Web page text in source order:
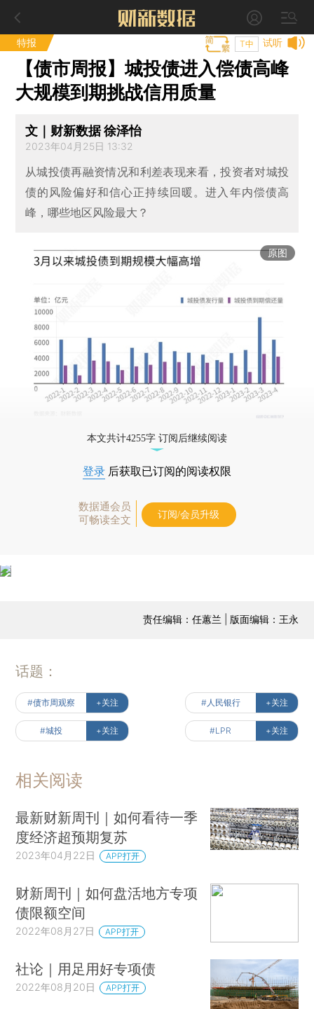
特报 试听
T中
【债市周报】城投债进入偿债高峰
大规模到期挑战信用质量
文｜财新数据 徐泽怡
2023年04月25日 13:32
从城投债再融资情况和利差表现来看，投资者对城投
债的风险偏好和信心正持续回暖。进入年内偿债高
峰，哪些地区风险最大？
原图
本文共计4255字 订阅后继续阅读
登录 后获取已订阅的阅读权限
数据通会员
可畅读全文
订阅/会员升级
责任编辑：任蕙兰 | 版面编辑：王永
话题：
#债市周观察 +关注 #人民银行 +关注
#城投 +关注 #LPR +关注
相关阅读
最新财新周刊｜如何看待一季
度经济超预期复苏
2023年04月22日 APP打开
财新周刊｜如何盘活地方专项
债限额空间
2022年08月27日 APP打开
社论｜用足用好专项债
2022年08月20日 APP打开